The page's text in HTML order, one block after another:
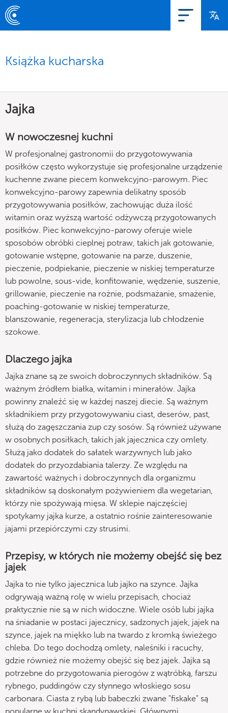
Książka kucharska
Jajka
W nowoczesnej kuchni
W profesjonalnej gastronomii do przygotowywania
posiłków często wykorzystuje się profesjonalne urządzenie
kuchenne zwane piecem konwekcyjno-parowym. Piec
konwekcyjno-parowy zapewnia delikatny sposób
przygotowywania posiłków, zachowując duża ilość
witamin oraz wyższą wartość odżywczą przygotowanych
posiłków. Piec konwekcyjno-parowy oferuje wiele
sposobów obróbki cieplnej potraw, takich jak gotowanie,
gotowanie wstępne, gotowanie na parze, duszenie,
pieczenie, podpiekanie, pieczenie w niskiej temperaturze
lub powolne, sous-vide, konfitowanie, wędzenie, suszenie,
grillowanie, pieczenie na rożnie, podsmażanie, smażenie,
poaching-gotowanie w niskiej temperaturze,
blanszowanie, regeneracja, sterylizacja lub chłodzenie
szokowe.
Dlaczego jajka
Jajka znane są ze swoich dobroczynnych składników. Są
ważnym źródłem białka, witamin i minerałów. Jajka
powinny znaleźć się w każdej naszej diecie. Są ważnym
składnikiem przy przygotowywaniu ciast, deserów, past,
służą do zagęszczania zup czy sosów. Są również używane
w osobnych posiłkach, takich jak jajecznica czy omlety.
Służą jako dodatek do sałatek warzywnych lub jako
dodatek do przyozdabiania talerzy. Ze względu na
zawartość ważnych i dobroczynnych dla organizmu
składników są doskonałym pożywieniem dla wegetarian,
którzy nie spożywają mięsa. W sklepie najczęściej
spotykamy jajka kurze, a ostatnio rośnie zainteresowanie
jajami przepiórczymi czy strusimi.
Przepisy, w których nie możemy obejść się bez
jajek
Jajka to nie tylko jajecznica lub jajko na szynce. Jajka
odgrywają ważną rolę w wielu przepisach, chociaż
praktycznie nie są w nich widoczne. Wiele osób lubi jajka
na śniadanie w postaci jajecznicy, sadzonych jajek, jajek na
szynce, jajek na miękko lub na twardo z kromką świeżego
chleba. Do tego dochodzą omlety, naleśniki i racuchy,
gdzie również nie możemy obejść się bez jajek. Jajka są
potrzebne do przygotowania pierogów z wątróbką, farszu
rybnego, puddingów czy słynnego włoskiego sosu
carbonara. Ciasta z rybą lub babeczki zwane "fiskake" są